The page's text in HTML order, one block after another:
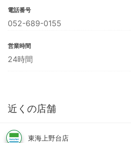
電話番号
052-689-0155
営業時間
24時間
近くの店舗
東海上野台店